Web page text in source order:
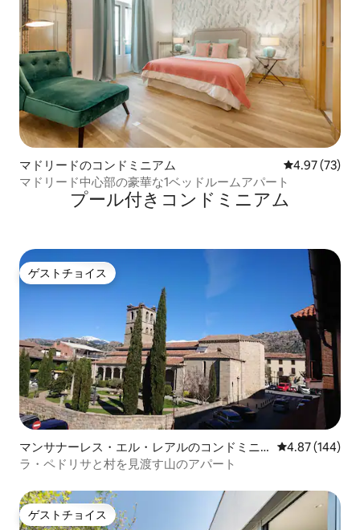
マドリードのコンドミニアム レビュー73
4.97 (73)
マドリード中心部の豪華な1ベッドルームアパート
プール付きコンドミニアム
ゲストチョイス
ゲストチョイス
マンサナーレス・エル・レアルのコンドミニ
アム
レビュー144
4.87 (144)
ラ・ペドリサと村を見渡す山のアパート
ゲストチョイス
ゲストチョイス